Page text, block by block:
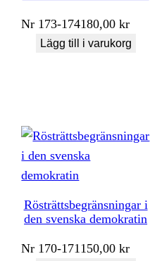
Nr 173-174180,00kr
Lägg till i varukorg
Rösträttsbegränsningar i
den svenska demokratin
Nr 170-171150,00kr